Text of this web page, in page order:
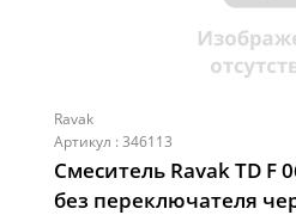
Ravak
Артикул : 346113
Смеситель Ravak TD F
без переключателя